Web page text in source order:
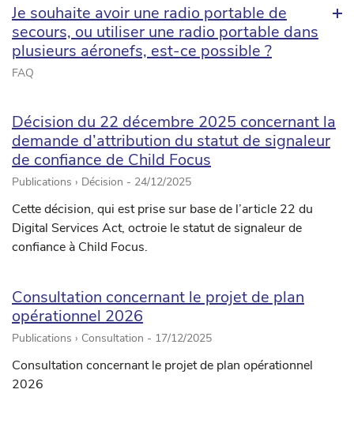
Je souhaite avoir une radio portable de
secours, ou utiliser une radio portable dans
plusieurs aéronefs, est-ce possible ?
FAQ
Décision du 22 décembre 2025 concernant la
demande d’attribution du statut de signaleur
de confiance de Child Focus
Publications › Décision - 24/12/2025
Cette décision, qui est prise sur base de l’article 22 du
Digital Services Act, octroie le statut de signaleur de
confiance à Child Focus.
Consultation concernant le projet de plan
opérationnel 2026
Publications › Consultation - 17/12/2025
Consultation concernant le projet de plan opérationnel
2026